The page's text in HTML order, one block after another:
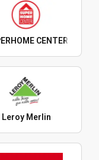
CENTER
Leroy Merlin